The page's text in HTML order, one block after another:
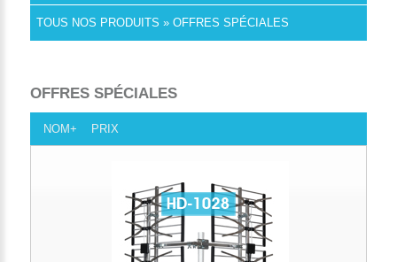
TOUS NOS PRODUITS » OFFRES SPÉCIALES
OFFRES SPÉCIALES
NOM+ PRIX